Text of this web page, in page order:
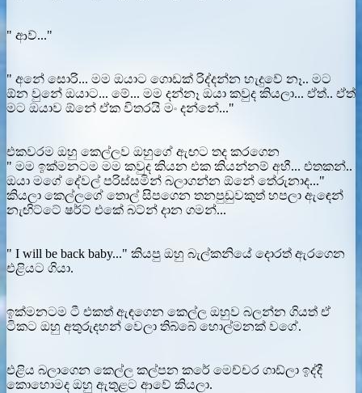
" ආව්..."
" අනේ සොරි... මම ඔයාට ගොඩක් රිද්දන්න හැදුවේ නෑ.. මට
ඕන වුනේ ඔයාට... මේ... මම දන්නෑ ඔයා කවුද කියලා... ඒත්.. ඒත්
මට ඔයාව ඕනේ ඒක විතරයි මං දන්නේ..."
එකවරම ඔහු කෙල්ලව ඔහුගේ ඇඟට තද කරගෙන
" මම ඉක්මනටම මම කවුද කියන එක කියන්නම් අහී... එතකන්..
ඔයා මගේ දේවල් පරිස්සමින් බලාගන්න ඕනේ තේරුනාද..."
කියලා කෙල්ලගේ තොල් සිපගෙන තනපුඩුවකුත් හපලා ඇඳෙන්
නැඟිට්ටේ ෂර්ට් එකේ බට්න් දාන ගමන්...
" I will be back baby..." කියපු ඔහු බැල්කනියේ දොරත් ඇරගෙන
එළියට ගියා.
ඉක්මනටම ටී එකත් ඇඳගෙන කෙල්ල ඔහුව බලන්න ගියත් ඒ
ටිකට ඔහු අතුරුදහන් වෙලා තිබ්බේ හොල්මනක් වගේ.
එළිය බලාගෙන කෙල්ල කල්පන කරේ මෙච්චර ගාඩ්ලා ඉද්දී
කොහොමද ඔහු ඇතුළට ආවේ කියලා.